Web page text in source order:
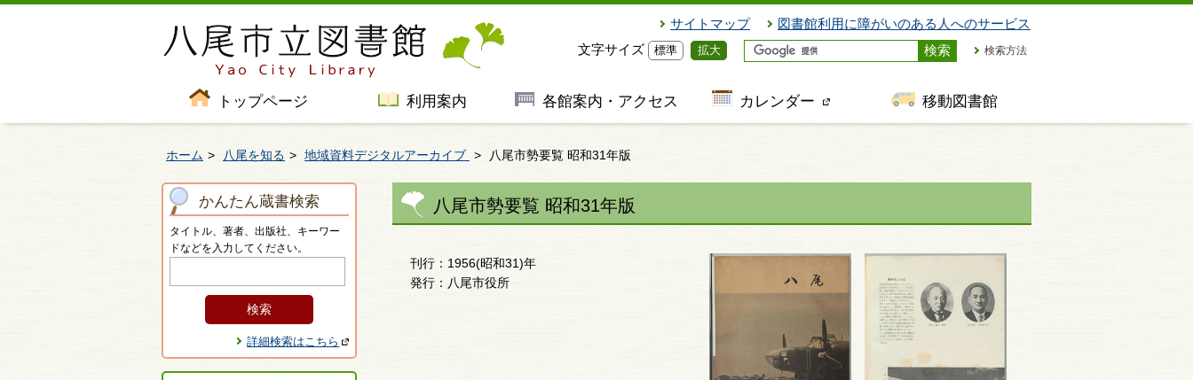
サイトマップ 図書館利用に障がいのある人へのサービス
文字サイズ 標準 拡大 検索方法
トップページ 利用案内 各館案内・アクセス カレンダー 移動図書館
ホーム 八尾を知る 地域資料デジタルアーカイブ 八尾市勢要覧 昭和31年版
かんたん蔵書検索
タイトル、著者、出版社、キーワー
ドなどを入力してください。
詳細検索はこちら
八尾市勢要覧 昭和31年版
刊行：1956(昭和31)年
発行：八尾市役所